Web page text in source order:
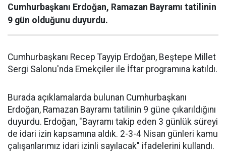
Cumhurbaşkanı Erdoğan, Ramazan Bayramı tatilinin
9 gün olduğunu duyurdu.
Cumhurbaşkanı Recep Tayyip Erdoğan, Beştepe Millet
Sergi Salonu'nda Emekçiler ile İftar programına katıldı.
Burada açıklamalarda bulunan Cumhurbaşkanı
Erdoğan, Ramazan Bayramı tatilinin 9 güne çıkarıldığını
duyurdu. Erdoğan, "Bayramı takip eden 3 günlük süreyi
de idari izin kapsamına aldık. 2-3-4 Nisan günleri kamu
çalışanlarımız idari izinli sayılacak" ifadelerini kullandı.